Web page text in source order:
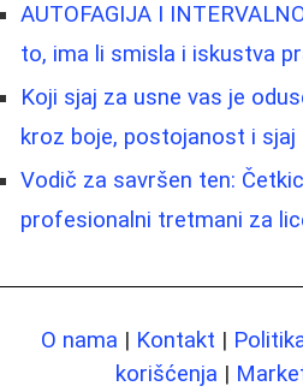
AUTOFAGIJA I
to, ima li smisla i iskustva
Koji sjaj za usne vas je
kroz boje, postojanost i sjaj
Vodič za savršen ten:
profesionalni tretmani za
O nama | Kontakt |
korišćenja |